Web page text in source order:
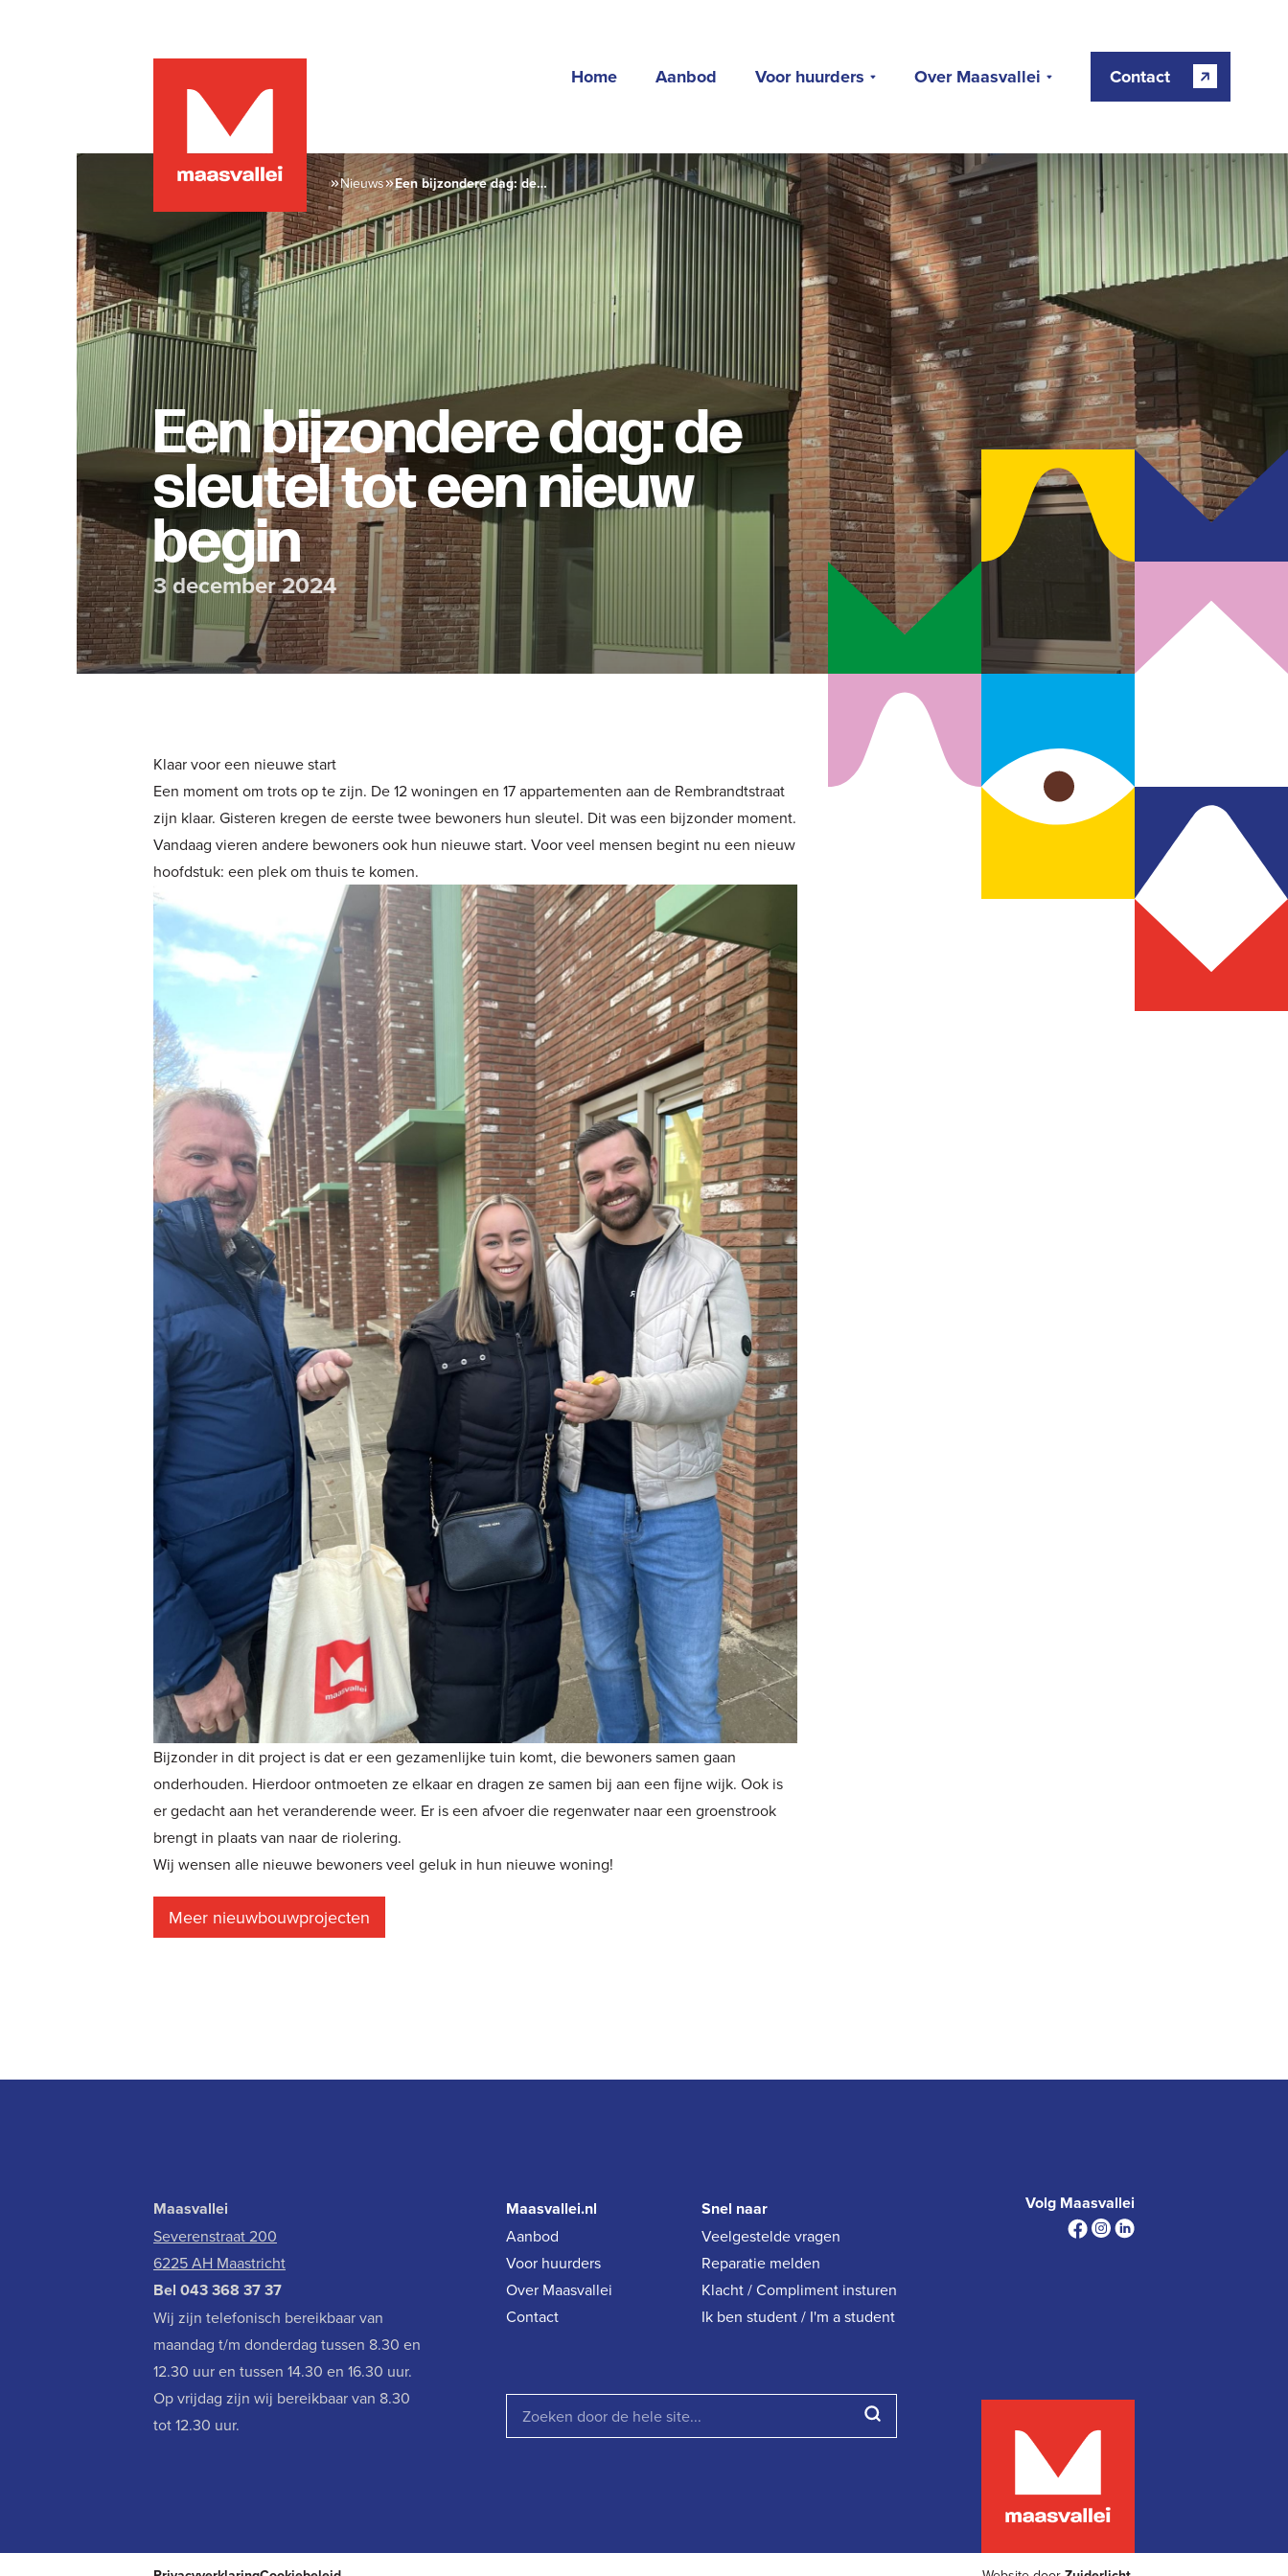
Home Aanbod Voor huurders Over Maasvallei Contact
Een bijzondere dag: de
sleutel tot een nieuw
begin
3 december 2024
Nieuws Een bijzondere dag: de
sleutel tot een nieuw begin
Klaar voor een nieuwe start
Een moment om trots op te zijn. De 12 woningen en 17 appartementen aan de Rembrandtstraat
zijn klaar. Gisteren kregen de eerste twee bewoners hun sleutel. Dit was een bijzonder moment.
Vandaag vieren andere bewoners ook hun nieuwe start. Voor veel mensen begint nu een nieuw
hoofdstuk: een plek om thuis te komen.
Bijzonder in dit project is dat er een gezamenlijke tuin komt, die bewoners samen gaan
onderhouden. Hierdoor ontmoeten ze elkaar en dragen ze samen bij aan een fijne wijk. Ook is
er gedacht aan het veranderende weer. Er is een afvoer die regenwater naar een groenstrook
brengt in plaats van naar de riolering.
Wij wensen alle nieuwe bewoners veel geluk in hun nieuwe woning!
Meer nieuwbouwprojecten
Maasvallei
Severenstraat 200
6225 AH Maastricht
Bel 043 368 37 37
Wij zijn telefonisch bereikbaar van
maandag t/m donderdag tussen 8.30 en
12.30 uur en tussen 14.30 en 16.30 uur.
Op vrijdag zijn wij bereikbaar van 8.30
tot 12.30 uur.
Maasvallei.nl
Aanbod
Voor huurders
Over Maasvallei
Contact
Snel naar
Veelgestelde vragen
Reparatie melden
Klacht / Compliment insturen
Ik ben student / I'm a student
Volg Maasvallei